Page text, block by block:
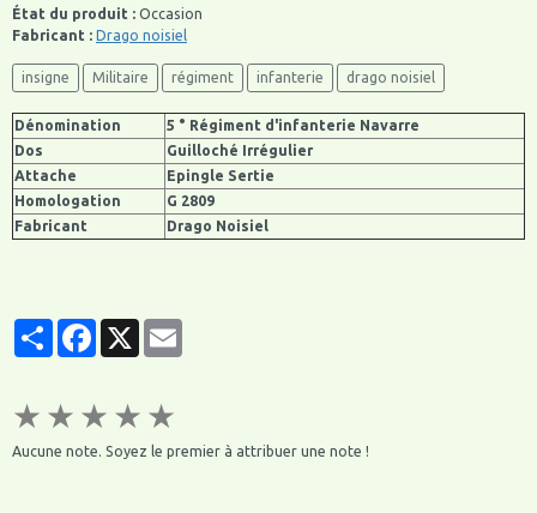
État du produit : Occasion
Fabricant : Drago noisiel
insigne Militaire régiment infanterie drago noisiel
Dénomination
5 ° Régiment d'infanterie Navarre
Dos
Guilloché Irrégulier
Attache
Epingle Sertie
Homologation
G 2809
Fabricant
Drago Noisiel
PartagerFacebook
★ ★ ★ ★ ★
Aucune note. Soyez le premier à attribuer une note !